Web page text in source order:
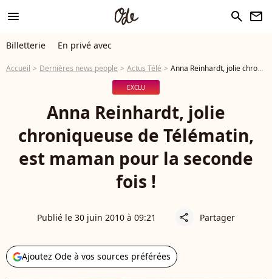
menu search newsletter
Billetterie En privé avec
Accueil Dernières news people Actus Télé Anna Reinhardt, jolie chroniqueuse de Télématin, est maman pour la seconde fois !
EXCLU
Anna Reinhardt, jolie
chroniqueuse de Télématin,
est maman pour la seconde
fois !
Publié le 30 juin 2010 à 09:21 share Partager
Ajoutez Ode à vos sources préférées